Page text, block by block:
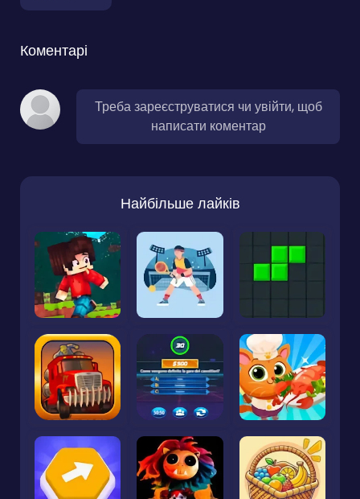
Коментарі
Треба зареєструватися чи увійти, щоб
написати коментар
Найбільше лайків